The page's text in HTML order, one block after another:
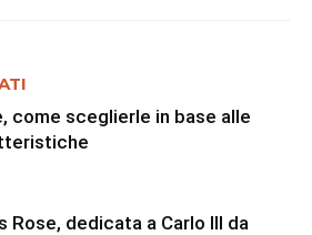
come sceglierle in base alle
Rose, dedicata a Carlo III da